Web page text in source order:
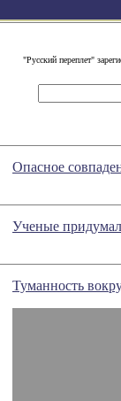
"Русский переплет"
Опасное
Ученые
Туманность